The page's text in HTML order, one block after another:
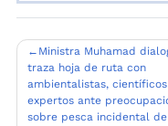
Navegación
de
entradas
Ministra Muhamad
traza hoja de ruta con
ambientalistas,
expertos ante
sobre pesca incidental de